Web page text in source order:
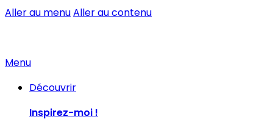
Aller au menuAller au contenu
Menu
Découvrir
Inspirez-moi !